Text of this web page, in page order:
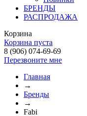
БРЕНДЫ
РАСПРОДАЖА
Корзина
Корзина пуста
8 (906) 074-69-69
Перезвоните мне
Главная
→
Бренды
→
Fabi